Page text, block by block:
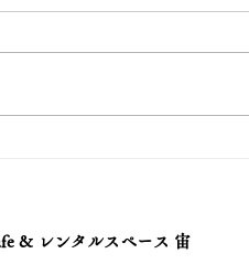
、静岡県立大学の教
バランスのとれた食事
& レンタルスペース 宙